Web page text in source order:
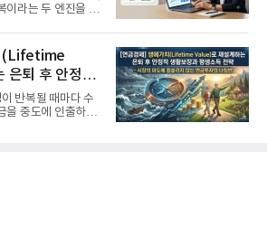
이라는 두 엔진을 달
(Lifetime
은퇴 후 안정적
전략
반복될 때마다 수
을 중도에 인출하거